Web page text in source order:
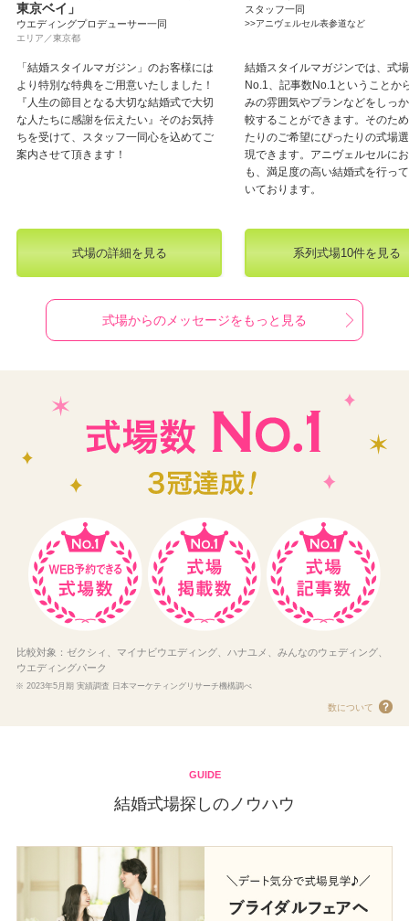
東京ベイ」
ウエディングプロデューサー一同
エリア／東京都
「結婚スタイルマガジン」のお客様には
より特別な特典をご用意いたしました！
『人生の節目となる大切な結婚式で大切
な人たちに感謝を伝えたい』そのお気持
ちを受けて、スタッフ一同心を込めてご
案内させて頂きます！
式場の詳細を見る
スタッフ一同
>>アニヴェルセル表参道など
結婚スタイルマガジンでは、式
No.1、記事数No.1ということか
みの雰囲気やプランなどをしっ
較することができます。そのた
たりのご希望にぴったりの式場
現できます。アニヴェルセルに
も、満足度の高い結婚式を行っ
いております。
系列式場10件を見る
式場からのメッセージをもっと見る
比較対象：ゼクシィ、マイナビウエディング、ハナユメ、みんなのウェディング、
ウエディングパーク
※ 2023年5月期 実績調査 日本マーケティングリサーチ機構調べ
数について
GUIDE
結婚式場探しのノウハウ